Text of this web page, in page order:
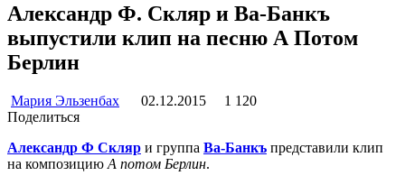
Александр Ф. Скляр и Ва-Банкъ
выпустили клип на песню А Потом
Берлин
Мария Эльзенбах 02.12.2015
1 120
Поделиться
Александр Ф Скляр и группа Ва-Банкъ представили клип
на композицию А потом Берлин.